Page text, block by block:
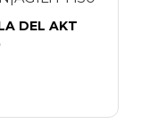
DEL AKT